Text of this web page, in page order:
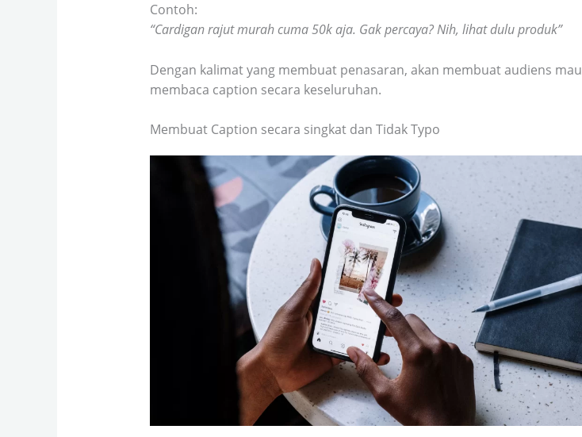
Contoh:
“Cardigan rajut murah cuma 50k aja. Gak percaya? Nih, lihat dulu produk”
Dengan kalimat yang membuat penasaran, akan membuat audiens mau
membaca caption secara keseluruhan.
Membuat Caption secara singkat dan Tidak Typo